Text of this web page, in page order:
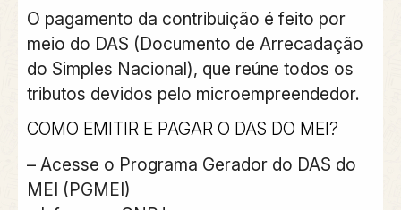
O pagamento da contribuição é feito por
meio do DAS (Documento de Arrecadação
do Simples Nacional), que reúne todos os
tributos devidos pelo microempreendedor.
COMO EMITIR E PAGAR O DAS DO MEI?
– Acesse o Programa Gerador do DAS do
MEI (PGMEI)